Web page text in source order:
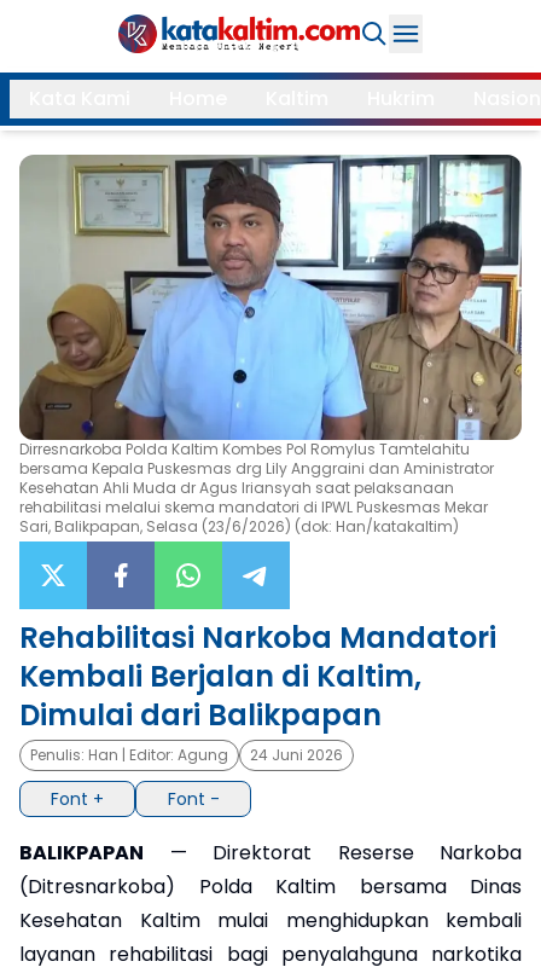
Daerah
Kukar
Samarinda
Bontang
Balikpapan
Kubar
Kutim
PPU
Mahulu
Internasional
Feature
Opini
Gaya
Hidup
×
Search
Dirresnarkoba Polda Kaltim Kombes Pol Romylus Tamtelahitu
bersama Kepala Puskesmas drg Lily Anggraini dan Aministrator
Kesehatan Ahli Muda dr Agus Iriansyah saat pelaksanaan
rehabilitasi melalui skema mandatori di IPWL Puskesmas Mekar
Sari, Balikpapan, Selasa (23/6/2026) (dok: Han/katakaltim)
Rehabilitasi Narkoba Mandatori
Kembali Berjalan di Kaltim,
Dimulai dari Balikpapan
Penulis: Han | Editor: Agung 24 Juni 2026
Font + Font -
BALIKPAPAN — Direktorat Reserse Narkoba
(Ditresnarkoba) Polda Kaltim bersama Dinas
Kesehatan Kaltim mulai menghidupkan kembali
layanan rehabilitasi bagi penyalahguna narkotika